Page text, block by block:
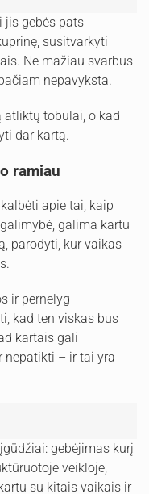
jis gebės pats
susitvarkyti
Ne mažiau svarbus
nepavyksta.
atliktų tobulai, o kad
dar kartą.
ramiau
apie tai, kaip
galima kartu
parodyti, kur vaikas
ir pernelyg
kad ten viskas bus
kartais gali
nepatikti – ir tai yra
gebėjimas kurį
veikloje,
su kitais vaikais ir